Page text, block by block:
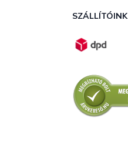
SZÁLLÍTÓINK